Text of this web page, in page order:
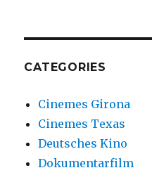
CATEGORIES
Cinemes Girona
Cinemes Texas
Deutsches Kino
Dokumentarfilm